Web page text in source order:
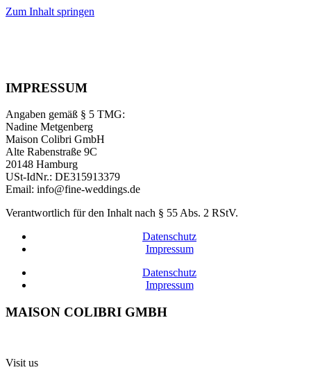
Zum Inhalt springen
IMPRESSUM
Angaben gemäß § 5 TMG:
Nadine Metgenberg
Maison Colibri GmbH
Alte Rabenstraße 9C
20148 Hamburg
USt-IdNr.: DE315913379
Email: info@fine-weddings.de
Verantwortlich für den Inhalt nach § 55 Abs. 2 RStV.
Datenschutz
Impressum
Datenschutz
Impressum
MAISON COLIBRI GMBH
Visit us